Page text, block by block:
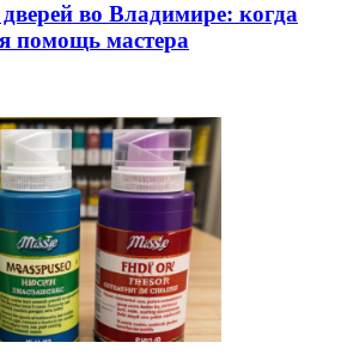
во Владимире: когда
помощь мастера